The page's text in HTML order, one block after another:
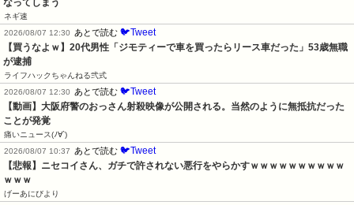
なってしまう
ネギ速
2026/08/07 12:30
あとで読む 🐦Tweet
【買うなよｗ】20代男性「ジモティーで車を買ったらリース車だった」53歳無職
が逮捕
ライフハックちゃんねる弐式
2026/08/07 12:30
あとで読む 🐦Tweet
【動画】大阪府警のおっさん射殺映像が公開される。当然のように無抵抗だった
ことが発覚
痛いニュース(ﾉ∀`)
2026/08/07 10:37
あとで読む 🐦Tweet
【悲報】ニセコイさん、ガチで許されない悪行をやらかすｗｗｗｗｗｗｗｗｗｗ
ｗｗｗ
げーあにびより